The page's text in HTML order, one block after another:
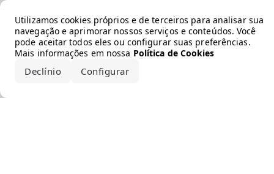
Utilizamos cookies próprios e de terceiros para analisar sua
navegação e aprimorar nossos serviços e conteúdos. Você
pode aceitar todos eles ou configurar suas preferências.
Mais informações em nossa Política de Cookies
Declínio Configurar
Error loading the brand